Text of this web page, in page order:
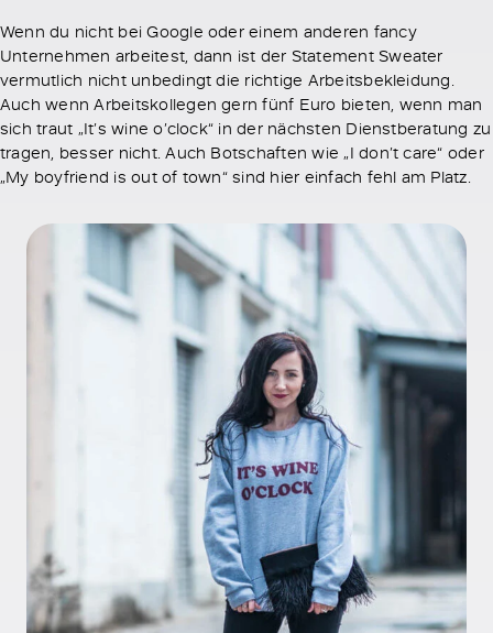
Wenn du nicht bei Google oder einem anderen fancy
Unternehmen arbeitest, dann ist der Statement Sweater
vermutlich nicht unbedingt die richtige Arbeitsbekleidung.
Auch wenn Arbeitskollegen gern fünf Euro bieten, wenn man
sich traut „It’s wine o’clock“ in der nächsten Dienstberatung zu
tragen, besser nicht. Auch Botschaften wie „I don’t care“ oder
„My boyfriend is out of town“ sind hier einfach fehl am Platz.